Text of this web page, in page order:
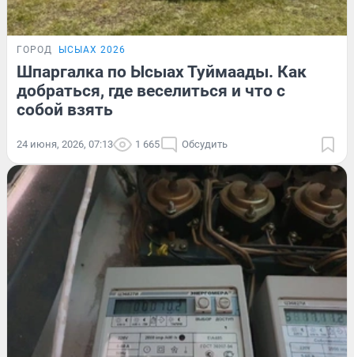
ГОРОД ЫСЫАХ 2026
Шпаргалка по Ысыах Туймаады. Как
добраться, где веселиться и что с
собой взять
24 июня, 2026, 07:13 1 665 Обсудить